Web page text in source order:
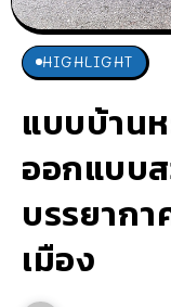
HIGHLIGHT
แบบบ้าน
ออกแบบ
บรรยากา
เมือง